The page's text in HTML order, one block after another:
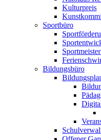
Kulturpreis
Sportbüro
Bildungsbüro